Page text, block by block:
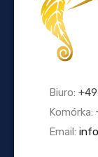
Biuro:
Komórka:
Email: